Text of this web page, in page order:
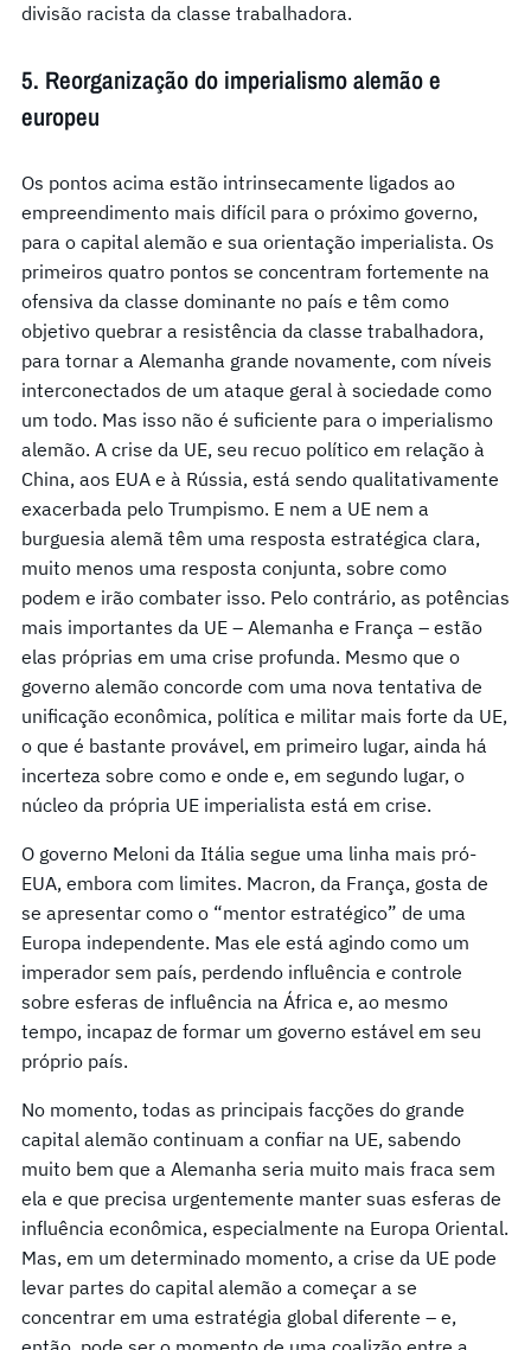
divisão racista da classe trabalhadora.
5. Reorganização do imperialismo alemão e
europeu
Os pontos acima estão intrinsecamente ligados ao
empreendimento mais difícil para o próximo governo,
para o capital alemão e sua orientação imperialista. Os
primeiros quatro pontos se concentram fortemente na
ofensiva da classe dominante no país e têm como
objetivo quebrar a resistência da classe trabalhadora,
para tornar a Alemanha grande novamente, com níveis
interconectados de um ataque geral à sociedade como
um todo. Mas isso não é suficiente para o imperialismo
alemão. A crise da UE, seu recuo político em relação à
China, aos EUA e à Rússia, está sendo qualitativamente
exacerbada pelo Trumpismo. E nem a UE nem a
burguesia alemã têm uma resposta estratégica clara,
muito menos uma resposta conjunta, sobre como
podem e irão combater isso. Pelo contrário, as potências
mais importantes da UE – Alemanha e França – estão
elas próprias em uma crise profunda. Mesmo que o
governo alemão concorde com uma nova tentativa de
unificação econômica, política e militar mais forte da UE,
o que é bastante provável, em primeiro lugar, ainda há
incerteza sobre como e onde e, em segundo lugar, o
núcleo da própria UE imperialista está em crise.
O governo Meloni da Itália segue uma linha mais pró-
EUA, embora com limites. Macron, da França, gosta de
se apresentar como o “mentor estratégico” de uma
Europa independente. Mas ele está agindo como um
imperador sem país, perdendo influência e controle
sobre esferas de influência na África e, ao mesmo
tempo, incapaz de formar um governo estável em seu
próprio país.
No momento, todas as principais facções do grande
capital alemão continuam a confiar na UE, sabendo
muito bem que a Alemanha seria muito mais fraca sem
ela e que precisa urgentemente manter suas esferas de
influência econômica, especialmente na Europa Oriental.
Mas, em um determinado momento, a crise da UE pode
levar partes do capital alemão a começar a se
concentrar em uma estratégia global diferente – e,